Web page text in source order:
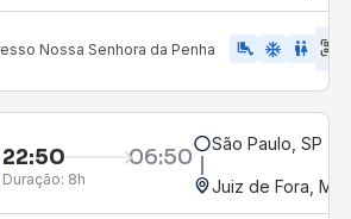
Nossa Senhora da Penha airline_seat_legroom_extra ac_unit wc
22:50 06:50
Duração: 8h
São Paulo, SP -
Juiz de Fora, MG